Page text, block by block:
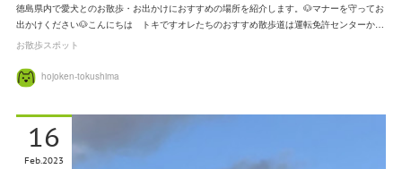
徳島県内で愛犬とのお散歩・お出かけにおすすめの場所を紹介します。🐶マナーを守ってお
出かけください🐶こんにちは トキですオレたちのおすすめ散歩道は運転免許センターか…
お散歩スポット
hojoken-tokushima
16
Feb2023